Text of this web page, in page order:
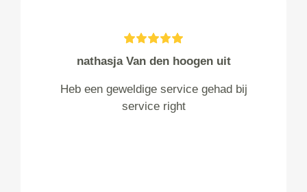
nathasja Van den hoogen uit
Heb een geweldige service gehad bij
service right